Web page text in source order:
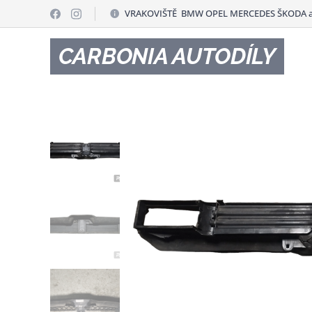
VRAKOVIŠTĚ BMW OPEL MERCEDES ŠKODA
CARBONIA AUTODÍLY